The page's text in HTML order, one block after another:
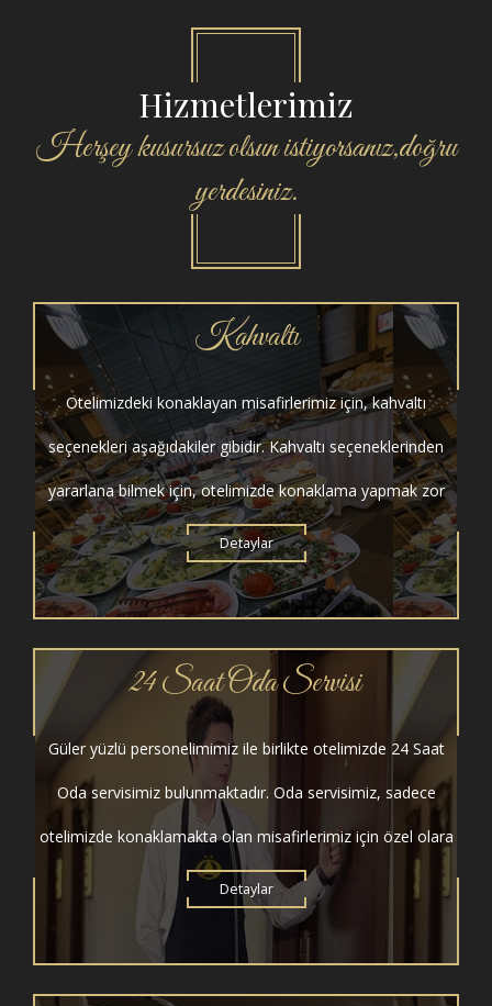
Hizmetlerimiz
Herşey kusursuz olsun istiyorsanız,doğru
yerdesiniz.
Kahvaltı
Otelimizdeki konaklayan misafirlerimiz için, kahvaltı
seçenekleri aşağıdakiler gibidir. Kahvaltı seçeneklerinden
yararlana bilmek için, otelimizde konaklama yapmak zor
Detaylar
24 Saat Oda Servisi
Güler yüzlü personelimimiz ile birlikte otelimizde 24 Saat
Oda servisimiz bulunmaktadır. Oda servisimiz, sadece
otelimizde konaklamakta olan misafirlerimiz için özel olara
Detaylar